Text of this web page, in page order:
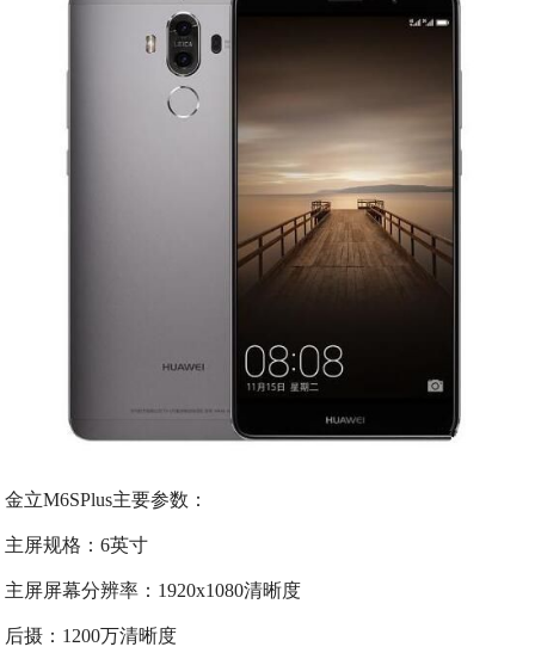
金立M6SPlus主要参数：
主屏规格：6英寸
主屏屏幕分辨率：1920x1080清晰度
后摄：1200万清晰度